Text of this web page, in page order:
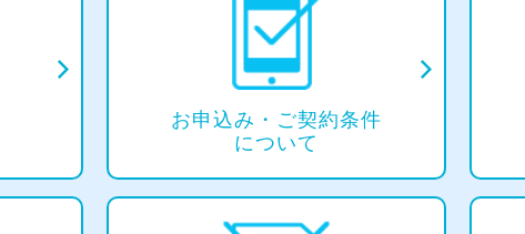
お申込み・ ご契約条件
について